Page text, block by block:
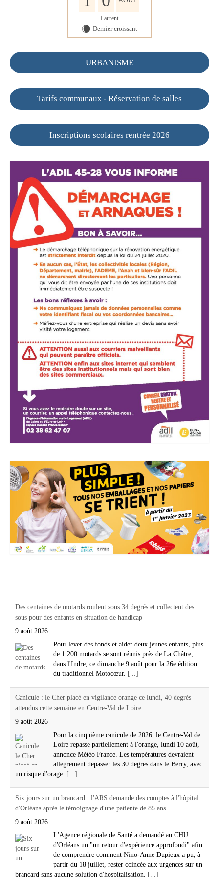
Laurent
X Dernier croissant
URBANISME
Tarifs communaux - Réservation de salles
Inscriptions scolaires rentrée 2026
Des centaines de motards roulent sous 34 degrés et collectent des
sous pour des enfants en situation de handicap
9 août 2026
Pour lever des fonds et aider deux jeunes enfants, plus
de 1 200 motards se sont réunis près de La Châtre,
dans l'Indre, ce dimanche 9 août pour la 26e édition
du traditionnel Motocœur. [...]
Canicule : le Cher placé en vigilance orange ce lundi, 40 degrés
attendus cette semaine en Centre-Val de Loire
9 août 2026
Pour la cinquième canicule de 2026, le Centre-Val de
Loire repasse partiellement à l'orange, lundi 10 août,
annonce Météo France. Les températures devraient
allègrement dépasser les 30 degrés dans le Berry, avec
un risque d'orage. [...]
Six jours sur un brancard : l'ARS demande des comptes à l'hôpital
d'Orléans après le témoignage d'une patiente de 85 ans
9 août 2026
L'Agence régionale de Santé a demandé au CHU
d'Orléans un "un retour d'expérience approfondi" afin
de comprendre comment Nino-Anne Dupieux a pu, à
partir du 18 juillet, rester coincée aux urgences sur un
brancard sans aucune solution d'hospitalisation. [...]